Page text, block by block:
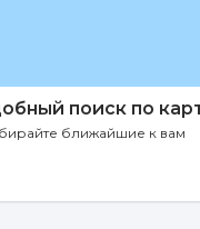
поиск по
ближайшие к вам